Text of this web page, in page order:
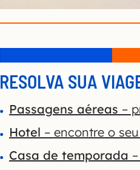
RESOLVA SUA
Passagens aéreas –
Hotel – encontre o
Casa de temporada